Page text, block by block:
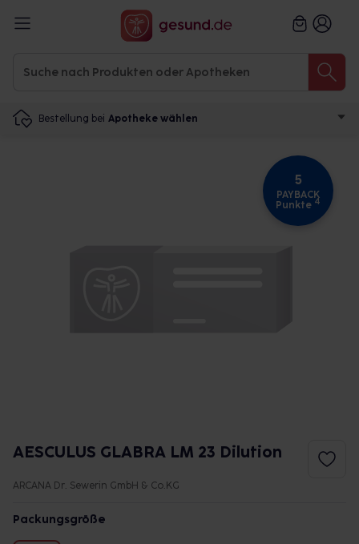
Bestellung bei Apotheke wählen
5
PAYBACK
Punkte 4
AESCULUS GLABRA LM 23 Dilution
ARCANA Dr. Sewerin GmbH & Co.KG
Packungsgröße